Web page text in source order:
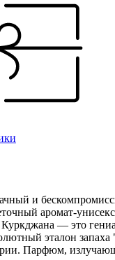
и
аромат-
— это
эталон запаха
Парфюм,